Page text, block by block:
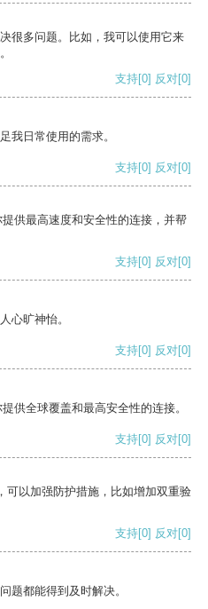
很多问题。比如，我可以使用它来
支持[0] 反对[0]
我日常使用的需求。
支持[0] 反对[0]
供最高速度和安全性的连接，并帮
支持[0] 反对[0]
心旷神怡。
支持[0] 反对[0]
供全球覆盖和最高安全性的连接。
支持[0] 反对[0]
可以加强防护措施，比如增加双重验
支持[0] 反对[0]
题都能得到及时解决。